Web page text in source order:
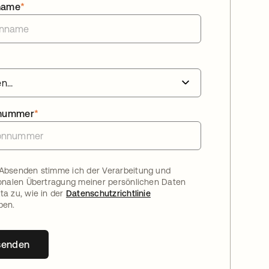
*
*
stimme ich der Verarbeitung und
Übertragung meiner persönlichen Daten
zu, wie in der Datenschutzrichtlinie